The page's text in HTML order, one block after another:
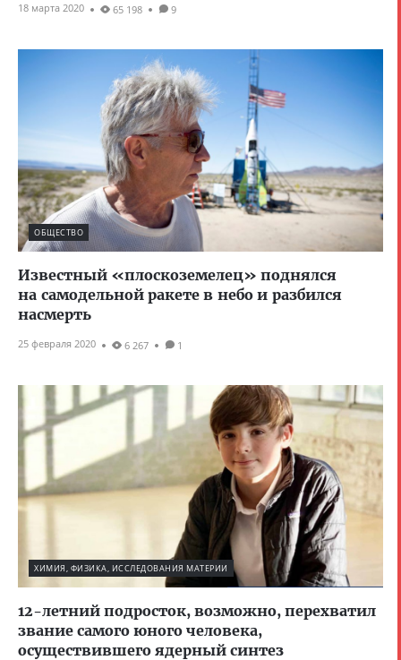
18 марта 2020 65 198 9
ОБЩЕСТВО
Известный «плоскоземелец» поднялся
на самодельной ракете в небо и разбился
насмерть
25 февраля 2020 6 267 1
ХИМИЯ, ФИЗИКА, ИССЛЕДОВАНИЯ МАТЕРИИ
12-летний подросток, возможно, перехватил
звание самого юного человека,
осуществившего ядерный синтез